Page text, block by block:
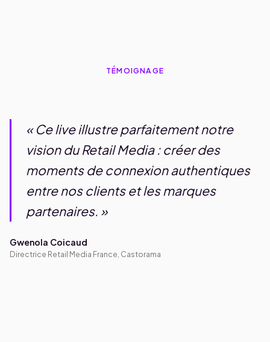
TÉMOIGNAGE
« Ce live illustre parfaitement notre
vision du Retail Media : créer des
moments de connexion authentiques
entre nos clients et les marques
partenaires. »
Gwenola Coicaud
Directrice Retail Media France, Castorama